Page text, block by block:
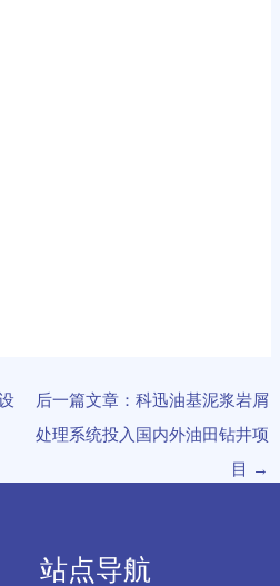
后一篇文章：科迅油基泥浆岩屑
处理系统投入国内外油田钻井项
目
→
站点导航